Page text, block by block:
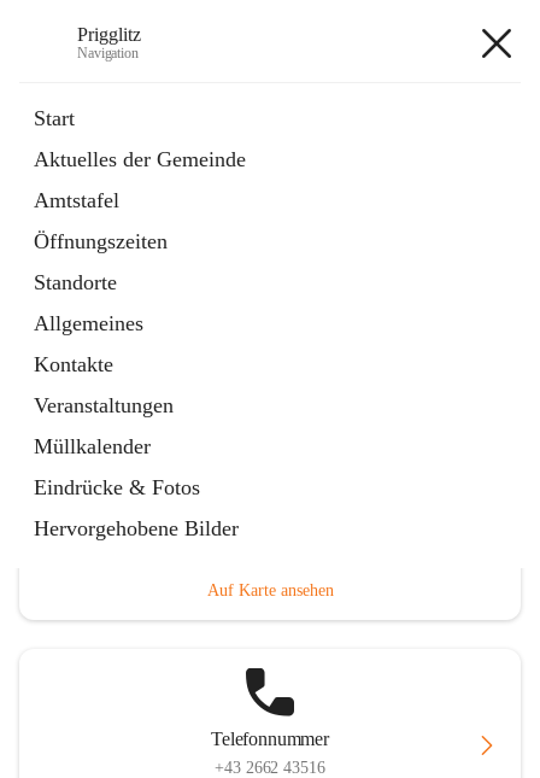
Prigglitz
Navigation
Start
Aktuelles der Gemeinde
Amtstafel
Öffnungszeiten
Standorte
Allgemeines
Kontakte
Veranstaltungen
Müllkalender
Eindrücke & Fotos
Hervorgehobene Bilder
Externe Webseite
in
Tab
Gemeindezeitung
Ordner
öffnet
in
neuem
Tab
Hauptadresse
Auf Karte ansehen
Telefonnummer
+43 2662 43516